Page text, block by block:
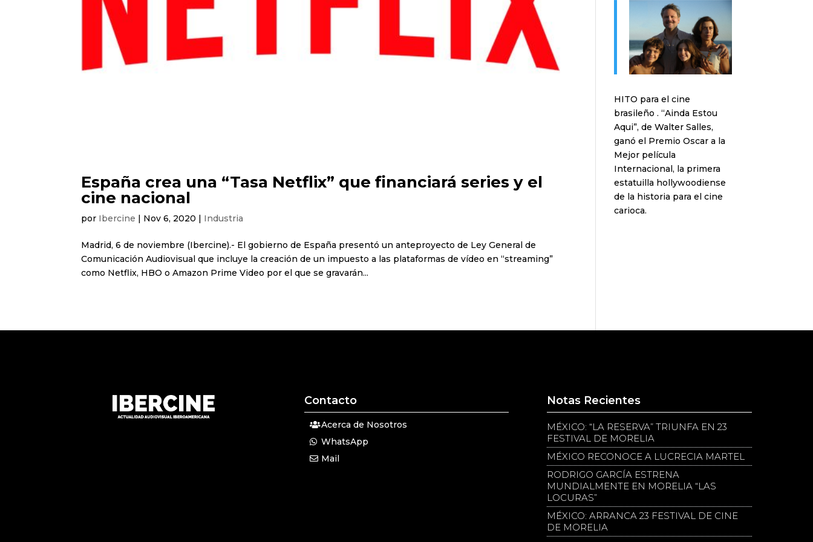
España crea una “Tasa Netflix” que financiará series y el
cine nacional
por Ibercine | Nov 6, 2020 | Industria
Madrid, 6 de noviembre (Ibercine).- El gobierno de España presentó un anteproyecto de Ley General de
Comunicación Audiovisual que incluye la creación de un impuesto a las plataformas de vídeo en “streaming”
como Netflix, HBO o Amazon Prime Video por el que se gravarán...
HITO para el cine
brasileño . “Ainda Estou
Aqui”, de Walter Salles,
ganó el Premio Oscar a la
Mejor película
Internacional, la primera
estatuilla hollywoodiense
de la historia para el cine
carioca.
Contacto
Acerca de Nosotros
WhatsApp
Mail
Notas Recientes
MÉXICO: “LA RESERVA” TRIUNFA EN 23
FESTIVAL DE MORELIA
MÉXICO RECONOCE A LUCRECIA MARTEL
RODRIGO GARCÍA ESTRENA
MUNDIALMENTE EN MORELIA “LAS
LOCURAS”
MÉXICO: ARRANCA 23 FESTIVAL DE CINE
DE MORELIA